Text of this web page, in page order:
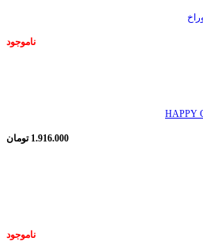
ناموجود
1.916.000 تومان
ناموجود